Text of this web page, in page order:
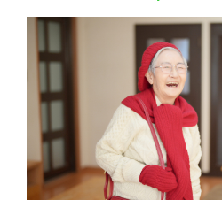
(造り/焼物/蒸し/ボイル伊
(ごちそう重/誕生日重/
弁当宅配・仕出し
鉄板焼 ひかり